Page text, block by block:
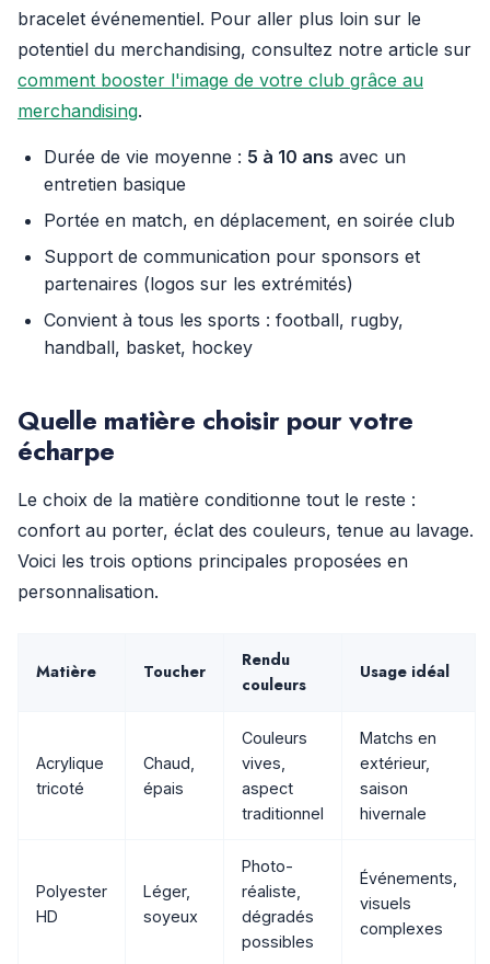
bracelet événementiel. Pour aller plus loin sur le
potentiel du merchandising, consultez notre article sur
comment booster l'image de votre club grâce au
merchandising.
Durée de vie moyenne : 5 à 10 ans avec un
entretien basique
Portée en match, en déplacement, en soirée club
Support de communication pour sponsors et
partenaires (logos sur les extrémités)
Convient à tous les sports : football, rugby,
handball, basket, hockey
Quelle matière choisir pour votre
écharpe
Le choix de la matière conditionne tout le reste :
confort au porter, éclat des couleurs, tenue au lavage.
Voici les trois options principales proposées en
personnalisation.
Matière Toucher
Rendu
couleurs
Usage idéal
Acrylique
tricoté
Chaud,
épais
Couleurs
vives,
aspect
traditionnel
Matchs en
extérieur,
saison
hivernale
Polyester
HD
Léger,
soyeux
Photo-
réaliste,
dégradés
possibles
Événements,
visuels
complexes